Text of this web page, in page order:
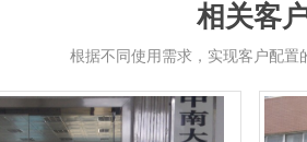
相关客
根据不同使用需求，实现客户配置